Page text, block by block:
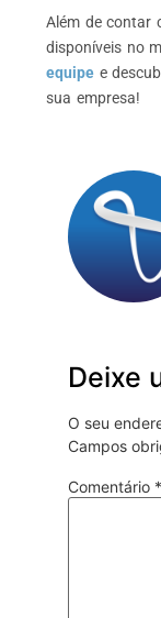
Além de contar
disponíveis no
equipe e
sua empresa!
Deixe
O seu
Campos
Comentário *